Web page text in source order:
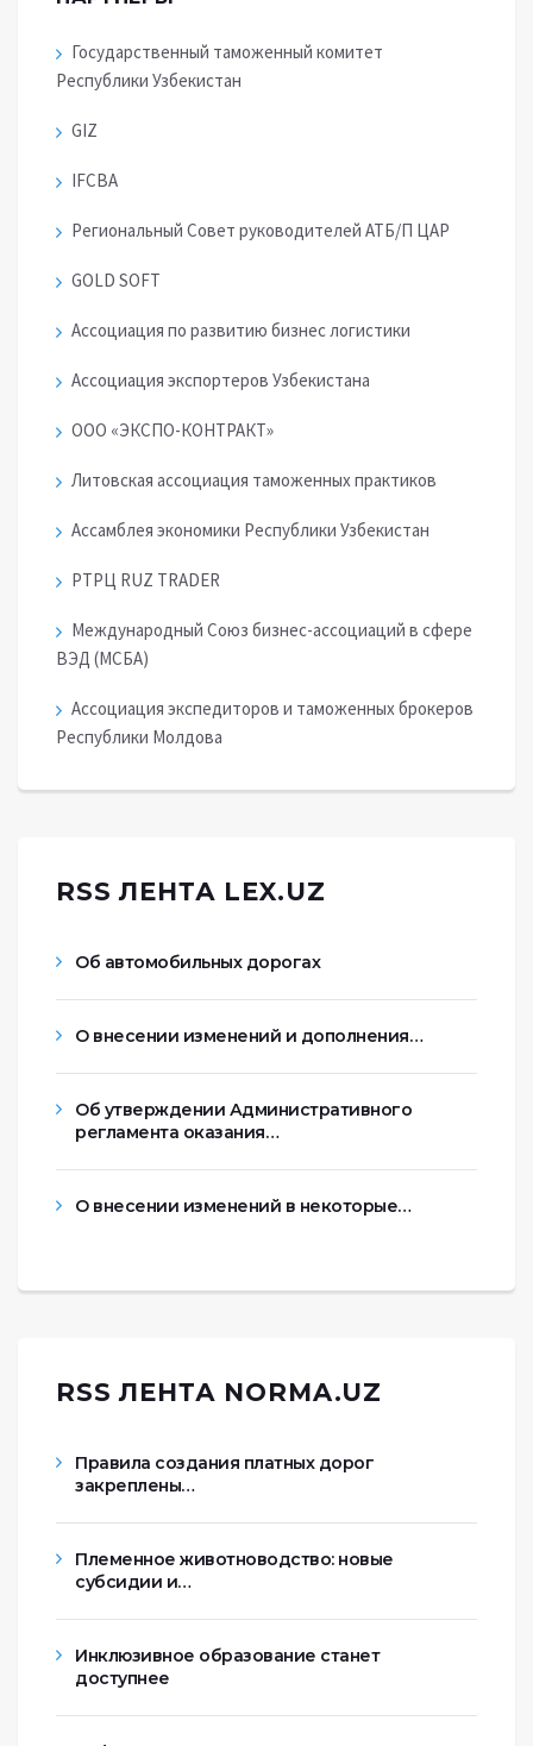
Государственный таможенный комитет
Республики Узбекистан
GIZ
IFCBA
Региональный Совет руководителей АТБ/П ЦАР
GOLD SOFT
Ассоциация по развитию бизнес логистики
Ассоциация экспортеров Узбекистана
ООО «ЭКСПО-КОНТРАКТ»
Литовская ассоциация таможенных практиков
Ассамблея экономики Республики Узбекистан
РТРЦ RUZ TRADER
Международный Союз бизнес-ассоциаций в сфере
ВЭД (МСБА)
Ассоциация экспедиторов и таможенных брокеров
Республики Молдова
RSS ЛЕНТА LEX.UZ
Об автомобильных дорогах
О внесении изменений и дополнения…
Об утверждении Административного
регламента оказания…
О внесении изменений в некоторые…
RSS ЛЕНТА NORMA.UZ
Правила создания платных дорог
закреплены…
Племенное животноводство: новые
субсидии и…
Инклюзивное образование станет
доступнее